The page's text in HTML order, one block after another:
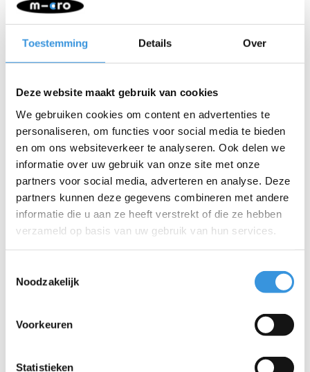
Toestemming Details Over
Deze website maakt gebruik van cookies
We gebruiken cookies om content en advertenties te
personaliseren, om functies voor social media te bieden
en om ons websiteverkeer te analyseren. Ook delen we
informatie over uw gebruik van onze site met onze
partners voor social media, adverteren en analyse. Deze
partners kunnen deze gegevens combineren met andere
informatie die u aan ze heeft verstrekt of die ze hebben
verzameld op basis van uw gebruik van hun services.
Noodzakelijk
Voorkeuren
Statistieken
Iets extra's erbij?
SALE